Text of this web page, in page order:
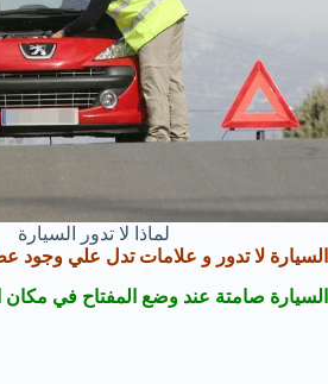
لماذا لا تدور السيارة
السيارة لا تدور و علامات تدل علي وجود
السيارة صامتة عند وضع المفتاح في مكان